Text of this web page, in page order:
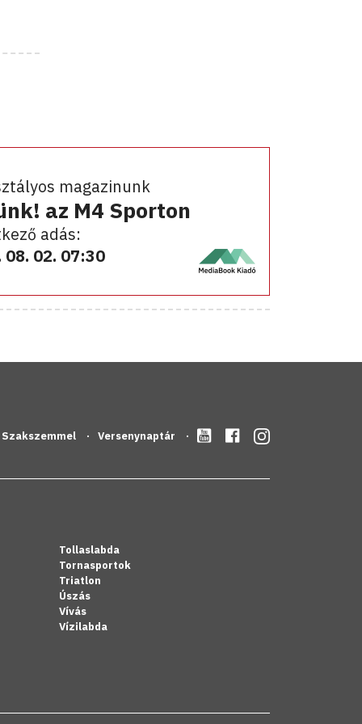
magazinunk
az M4 Sporton
adás:
08. 02. 07:30
Szakszemmel Versenynaptár
Tollaslabda
Tornasportok
Triatlon
Úszás
Vívás
Vízilabda